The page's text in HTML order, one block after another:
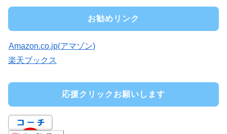
お勧めリンク
Amazon.co.jp(アマゾン)
楽天ブックス
応援クリックお願いします